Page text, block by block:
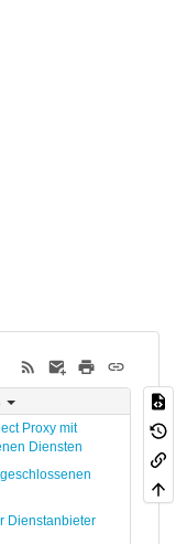
Proxy mit
Diensten
Dienstanbieter